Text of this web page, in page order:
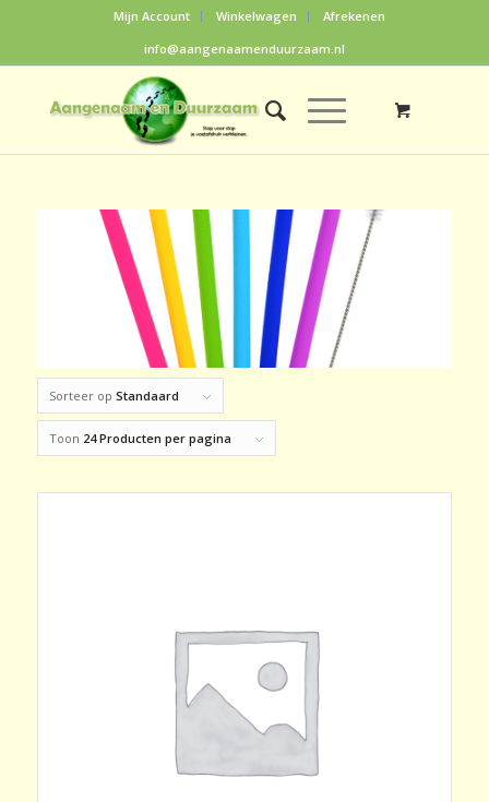
Mijn Account Winkelwagen
Afrekenen
info@aangenaamenduurzaam.nl
Sorteer op Standaard
Toon 24 Producten per pagina